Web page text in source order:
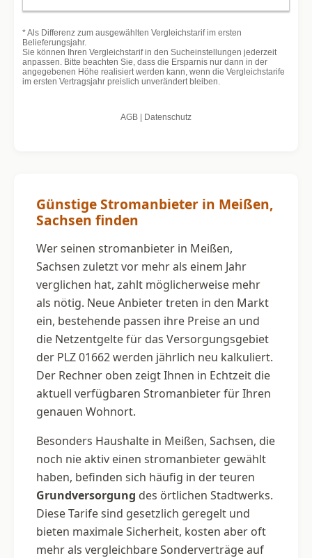
Günstige Stromanbieter in Meißen,
Sachsen finden
Wer seinen stromanbieter in Meißen,
Sachsen zuletzt vor mehr als einem Jahr
verglichen hat, zahlt möglicherweise mehr
als nötig. Neue Anbieter treten in den Markt
ein, bestehende passen ihre Preise an und
die Netzentgelte für das Versorgungsgebiet
der PLZ 01662 werden jährlich neu kalkuliert.
Der Rechner oben zeigt Ihnen in Echtzeit die
aktuell verfügbaren Stromanbieter für Ihren
genauen Wohnort.
Besonders Haushalte in Meißen, Sachsen, die
noch nie aktiv einen stromanbieter gewählt
haben, befinden sich häufig in der teuren
Grundversorgung des örtlichen Stadtwerks.
Diese Tarife sind gesetzlich geregelt und
bieten maximale Sicherheit, kosten aber oft
mehr als vergleichbare Sonderverträge auf